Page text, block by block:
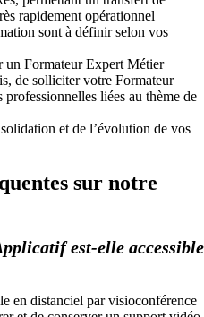
rapidement opérationnel
sont à définir selon vos
Formateur Expert Métier
de solliciter votre Formateur
liées au thème de
et de l’évolution de vos
sur notre
est-elle accessible
en distanciel par visioconférence